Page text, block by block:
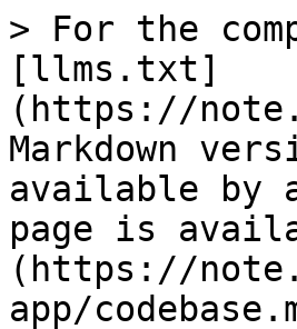
> For the
[llms.txt]
(https://
Markdown
available by
page is
(https://
app/